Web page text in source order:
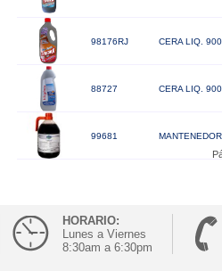
98176RJ CERA LIQ.
88727 CERA LIQ.
99681
HORARIO:
Lunes a Viernes
8:30am a 6:30pm